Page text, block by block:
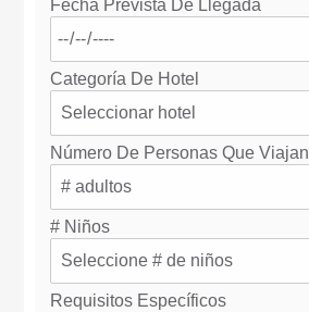
Fecha Prevista De Llegada
Categoría De Hotel
Número De Personas Que Viajan
# Niños
Requisitos Específicos